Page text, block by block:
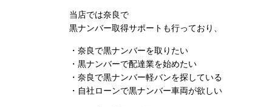
当店では奈良で
黒ナンバー取得サポートも行っており、
・奈良で黒ナンバーを取りたい
・黒ナンバーで配達業を始めたい
・奈良で黒ナンバー軽バンを探している
・自社ローンで黒ナンバー車両が欲しい